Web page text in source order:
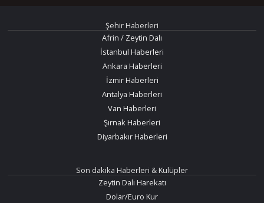
Şehir Haberleri
Afrin / Zeytin Dalı
İstanbul Haberleri
Ankara Haberleri
İzmir Haberleri
Antalya Haberleri
Van Haberleri
Şırnak Haberleri
Diyarbakır Haberleri
Son dakika Haberleri & Kulüpler
Zeytin Dalı Harekatı
Dolar/Euro Kur